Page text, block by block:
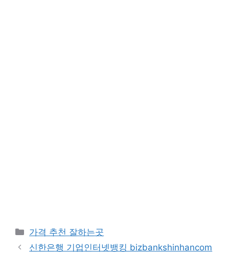
카
테
가격 추천 잘하는곳
신한은행 기업인터넷뱅킹 bizbankshinhancom